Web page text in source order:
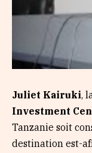
Juliet Kairuki,
Investment
Tanzanie soit
destination est-